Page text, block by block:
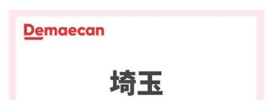
ロケットナウ配達員ガイド
配達員の体験談・口コミ